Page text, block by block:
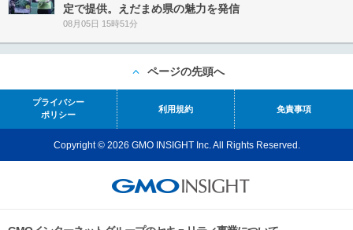
定で提供。えだまめ県の魅力を発信
08月05日 15時51分
ページの先頭へ
プライバシー
ポリシー
利用規約 免責事項
Copyright © 2026 GMO INSIGHT Inc. All Rights Reserved.